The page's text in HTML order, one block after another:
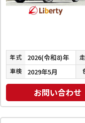
年式 2026(令和8)年
車検 2029年5月
お問い合わせ